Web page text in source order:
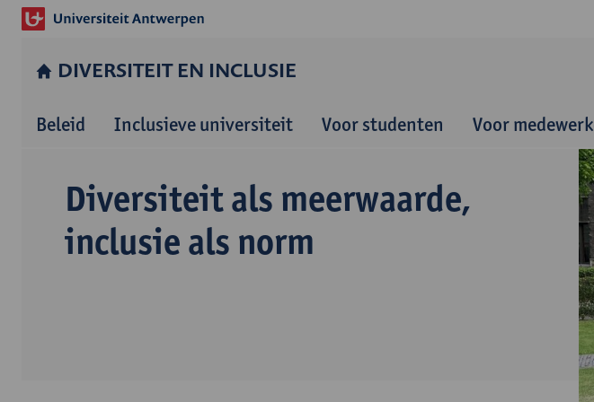
DIVERSITEIT EN INCLUSIE
Beleid Inclusieve universiteit Voor studenten Voor
Diversiteit als meerwaarde,
inclusie als norm